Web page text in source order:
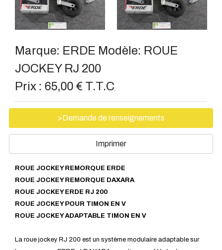
Marque: ERDE Modèle: ROUE
JOCKEY RJ 200
Prix : 65,00 € T.T.C
>Demande de renseignements
Imprimer
ROUE JOCKEY REMORQUE ERDE
ROUE JOCKEY REMORQUE DAXARA
ROUE JOCKEY ERDE RJ 200
ROUE JOCKEY POUR TIMON EN V
ROUE JOCKEY ADAPTABLE TIMON EN V
La roue jockey RJ 200 est un système modulaire adaptable sur